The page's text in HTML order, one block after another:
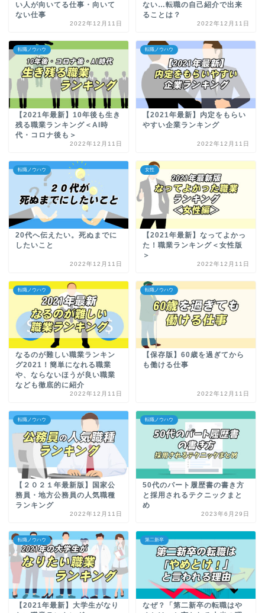
い人が向いてる仕事・向いて
ない仕事
2022年12月11日
ない…転職の自己紹介で出来
ることは？
2022年12月11日
転職ノウハウ
【2021年最新】10年後も生き
残る職業ランキング＜AI時
代・コロナ後も＞
2022年12月11日
転職ノウハウ
【2021年最新】内定をもらい
やすい企業ランキング
2022年12月11日
転職ノウハウ
20代へ伝えたい。死ぬまでに
したいこと
2022年12月11日
女性
【2021年最新】なってよかっ
た！職業ランキング＜女性版
＞
2022年12月11日
転職ノウハウ
なるのが難しい職業ランキン
グ2021！簡単になれる職業
や、ならないほうが良い職業
なども徹底的に紹介
2022年12月11日
転職ノウハウ
【保存版】60歳を過ぎてから
も働ける仕事
2022年12月11日
転職ノウハウ
【２０２１年最新版】国家公
務員・地方公務員の人気職種
ランキング
2022年12月11日
転職ノウハウ
50代のパート履歴書の書き方
と採用されるテクニックまと
め
2023年6月29日
転職ノウハウ
【2021年最新】大学生がなり
第二新卒
なぜ？「第二新卒の転職はや